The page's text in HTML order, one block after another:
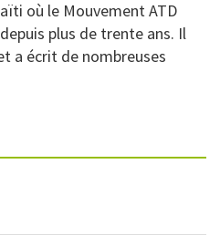
où le Mouvement ATD
plus de trente ans. Il
a écrit de nombreuses